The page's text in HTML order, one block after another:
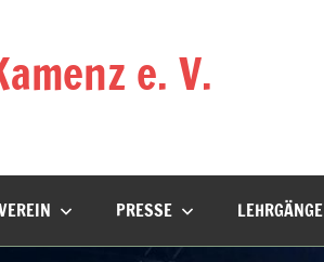
e. V.
PRESSE LEHRGÄNGE